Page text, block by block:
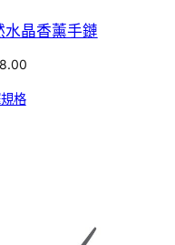
水晶香薰手鏈
格